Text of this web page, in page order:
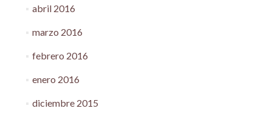
abril 2016
marzo 2016
febrero 2016
enero 2016
diciembre 2015